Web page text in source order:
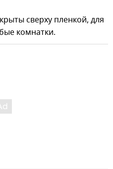
сверху пленкой, для
комнатки.